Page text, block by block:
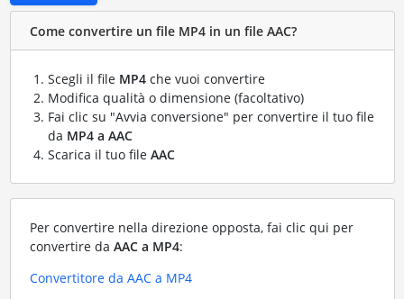
Come convertire un file MP4 in un file AAC?
Scegli il file MP4che vuoi convertire
Modifica qualità o dimensione (facoltativo)
Fai clic su "Avvia conversione" per convertire il tuo file
da MP4 a AAC
Scarica il tuo file AAC
Per convertire nella direzione opposta, fai clic qui per
convertire da AAC a MP4:
Convertitore da AAC a MP4